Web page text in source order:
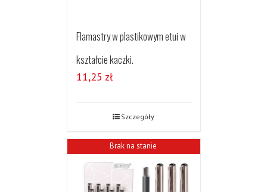
Flamastry w plastikowym etui w
kształcie kaczki.
11,25 zł
Szczegóły
Brak na stanie